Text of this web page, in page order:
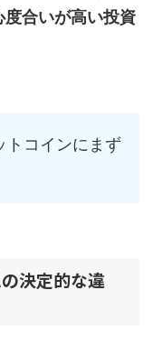
度合いが高い投資
トコインにまず
決定的な違